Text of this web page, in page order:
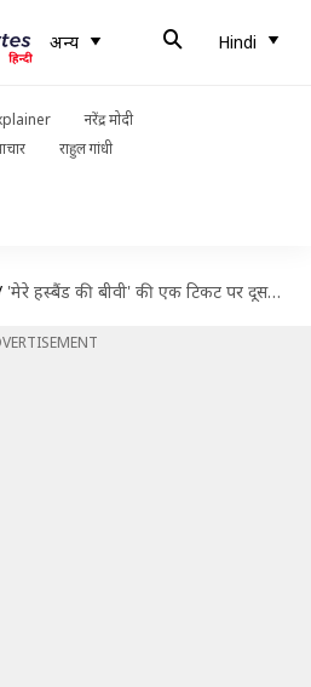
अन्य Hindi
नरेंद्र मोदी
राहुल गांधी
'मेरे हस्बैंड की बीवी' की एक टिकट पर दूसरी मुफ्त, कब उठा पाएंगे ऑफर का लाभ?